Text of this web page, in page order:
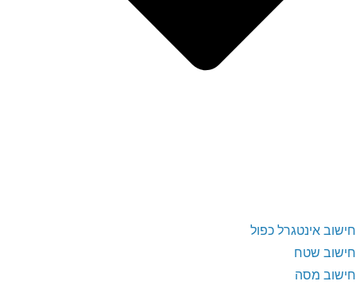
חישוב אינטגרל כפול
חישוב שטח
חישוב מסה